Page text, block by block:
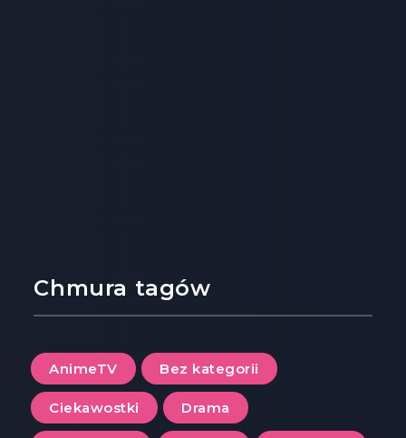
Chmura tagów
AnimeTV Bez kategorii
Ciekawostki Drama